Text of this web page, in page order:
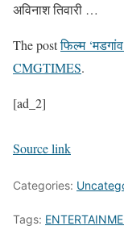
अविनाश तिवारी …
The postफिल्म
CMGTIMES.
[ad_2]
Source link
Categories:
Tags: